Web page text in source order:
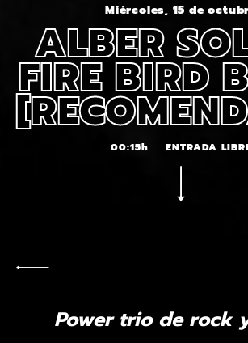
Miércoles, 15 de
ALBER
FIRE BIRD
00:15h ENTRADA
Power trio de rock